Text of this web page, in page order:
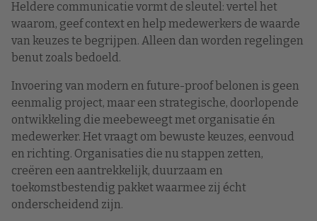
Heldere communicatie vormt de sleutel: vertel het
waarom, geef context en help medewerkers de waarde
van keuzes te begrijpen. Alleen dan worden regelingen
benut zoals bedoeld.
Invoering van modern en future-proof belonen is geen
eenmalig project, maar een strategische, doorlopende
ontwikkeling die meebeweegt met organisatie én
medewerker. Het vraagt om bewuste keuzes, eenvoud
en richting. Organisaties die nu stappen zetten,
creëren een aantrekkelijk, duurzaam en
toekomstbestendig pakket waarmee zij écht
onderscheidend zijn.